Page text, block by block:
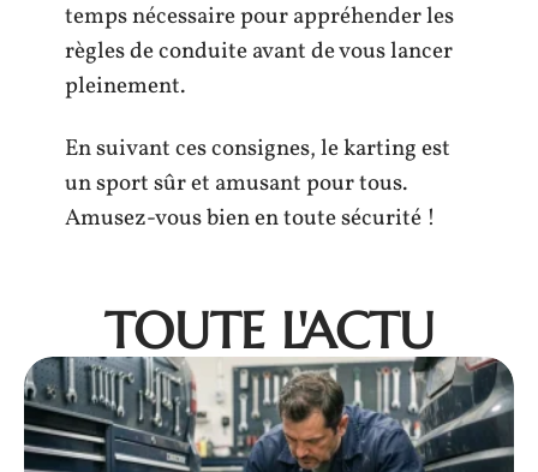
temps nécessaire pour appréhender les
règles de conduite avant de vous lancer
pleinement.
En suivant ces consignes, le karting est
un sport sûr et amusant pour tous.
Amusez-vous bien en toute sécurité !
TOUTE L'ACTU